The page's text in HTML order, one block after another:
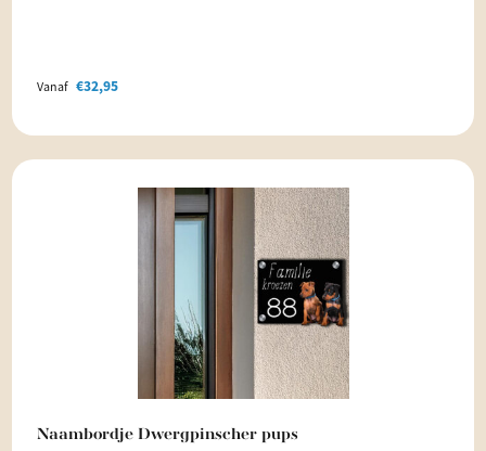
Vanaf €32,95
Naambordje Dwergpinscher pups